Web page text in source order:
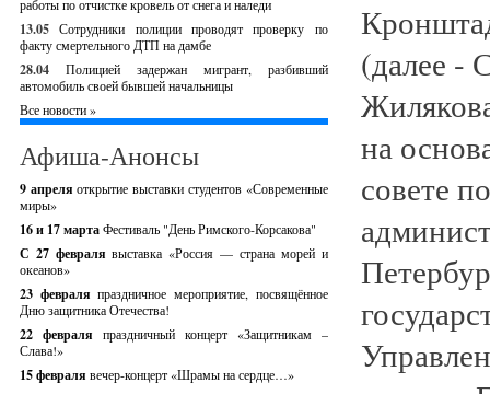
работы по отчистке кровель от снега и наледи
13.05 Сотрудники полиции проводят проверку по
факту смертельного ДТП на дамбе
28.04
Полицией задержан мигрант, разбивший
автомобиль своей бывшей начальницы
Все новости »
Афиша-Анонсы
9 апреляоткрытие выставки студентов «Современные
миры»
16 и 17 мартаФестиваль "День Римского-Корсакова"
С 27 февралявыставка «Россия — страна морей и
океанов»
23 февраляпраздничное мероприятие, посвящённое
Дню защитника Отечества!
22 февраля праздничный концерт «Защитникам –
Слава!»
15 февраля вечер-концерт «Шрамы на сердце…»
(далее -
на
совете